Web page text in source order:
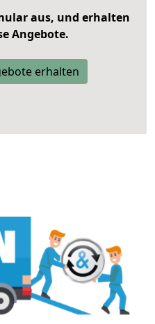
aus, und erhalten
Angebote.
erhalten